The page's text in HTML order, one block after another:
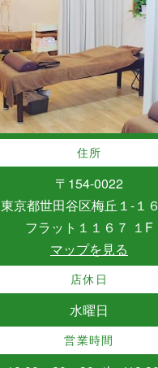
住所
〒154-0022
東京都世田谷区梅丘１-１
フラット１１６７ １F
マップを見る
店休日
水曜日
営業時間